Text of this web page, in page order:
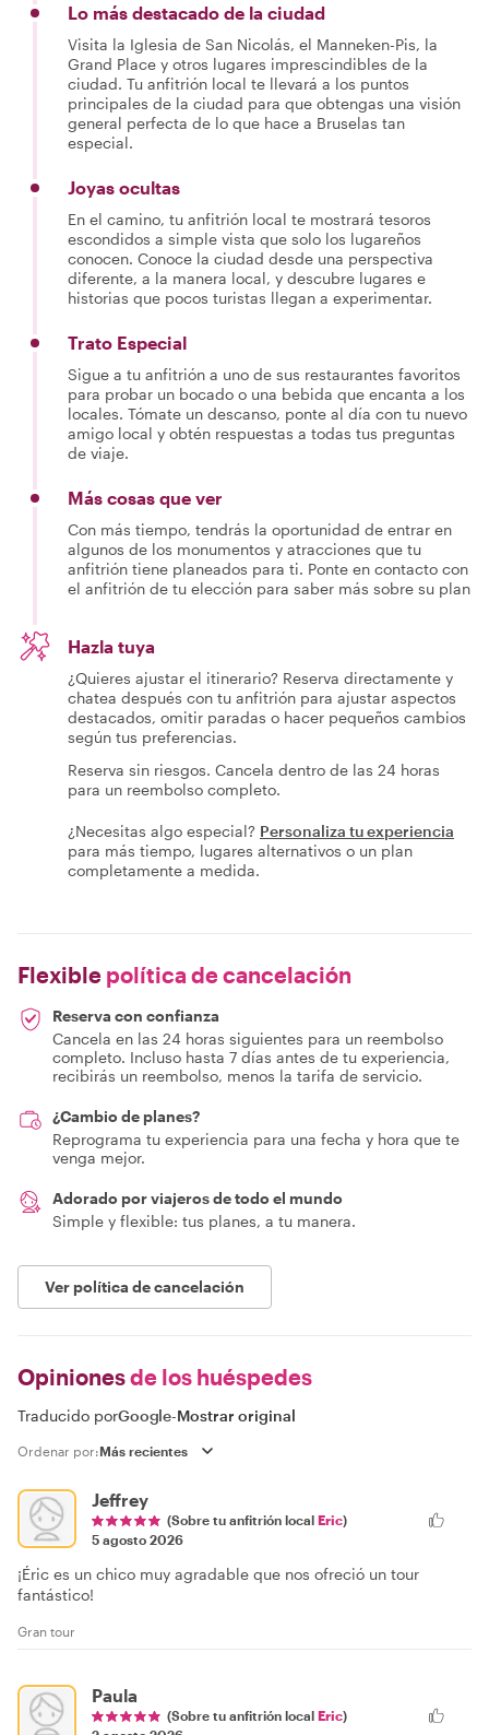
Lo más destacado de la ciudad
Visita la Iglesia de San Nicolás, el Manneken-Pis, la
Grand Place y otros lugares imprescindibles de la
ciudad. Tu anfitrión local te llevará a los puntos
principales de la ciudad para que obtengas una visión
general perfecta de lo que hace a Bruselas tan
especial.
Joyas ocultas
En el camino, tu anfitrión local te mostrará tesoros
escondidos a simple vista que solo los lugareños
conocen. Conoce la ciudad desde una perspectiva
diferente, a la manera local, y descubre lugares e
historias que pocos turistas llegan a experimentar.
Trato Especial
Sigue a tu anfitrión a uno de sus restaurantes favoritos
para probar un bocado o una bebida que encanta a los
locales. Tómate un descanso, ponte al día con tu nuevo
amigo local y obtén respuestas a todas tus preguntas
de viaje.
Más cosas que ver
Con más tiempo, tendrás la oportunidad de entrar en
algunos de los monumentos y atracciones que tu
anfitrión tiene planeados para ti. Ponte en contacto con
el anfitrión de tu elección para saber más sobre su plan
Hazla tuya
¿Quieres ajustar el itinerario? Reserva directamente y
chatea después con tu anfitrión para ajustar aspectos
destacados, omitir paradas o hacer pequeños cambios
según tus preferencias.
Reserva sin riesgos. Cancela dentro de las 24 horas
para un reembolso completo.
¿Necesitas algo especial? Personaliza tu experiencia
para más tiempo, lugares alternativos o un plan
completamente a medida.
Flexible política de cancelación
Reserva con confianza
Cancela en las 24 horas siguientes para un reembolso
completo. Incluso hasta 7 días antes de tu experiencia,
recibirás un reembolso, menos la tarifa de servicio.
¿Cambio de planes?
Reprograma tu experiencia para una fecha y hora que te
venga mejor.
Adorado por viajeros de todo el mundo
Simple y flexible: tus planes, a tu manera.
Ver política de cancelación
Opinionesde los huéspedes
Traducido porGoogle-Mostrar original
Ordenar por:
Jeffrey
(Sobre tu anfitrión local Eric)
5 agosto 2026
¡Éric es un chico muy agradable que nos ofreció un tour
fantástico!
Gran tour
Paula
(Sobre tu anfitrión local Eric)